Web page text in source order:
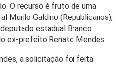
. O recurso é fruto de uma
Murilo Galdino (Republicanos),
estadual Branco
ex-prefeito Renato Mendes.
a solicitação foi feita